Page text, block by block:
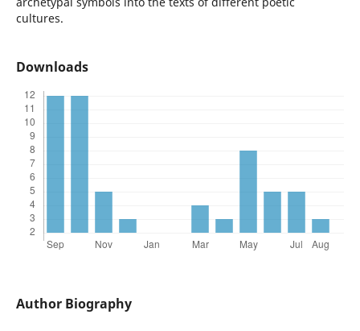
cultures.
Downloads
Author Biography